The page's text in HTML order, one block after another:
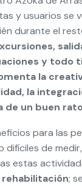
y usuarios se
durante el
y todo
la
la
de un buen rato
para las
difíciles de
estas
;